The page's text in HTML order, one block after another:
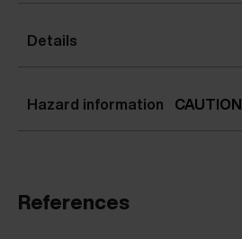
Details
Hazard information CAUTION
References